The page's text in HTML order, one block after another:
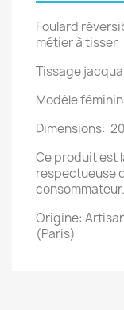
Foulard
métier à tisser
Tissage
Modèle féminin
Dimensions:
Ce produit est
respectueuse
consommateur.
Origine:
(Paris)